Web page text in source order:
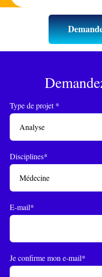
Type de projet *
Disciplines*
E-mail*
Je confirme mon e-mail*